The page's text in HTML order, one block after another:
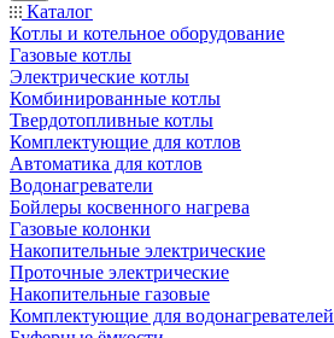
Каталог
Котлы и котельное оборудование
Газовые котлы
Электрические котлы
Комбинированные котлы
Твердотопливные котлы
Комплектующие для котлов
Автоматика для котлов
Водонагреватели
Бойлеры косвенного нагрева
Газовые колонки
Накопительные электрические
Проточные электрические
Накопительные газовые
Комплектующие для водонагревателей